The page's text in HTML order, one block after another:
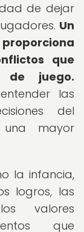
de dejar
Un
que
de juego.
las
del
mayor
la infancia,
logros, las
valores
que